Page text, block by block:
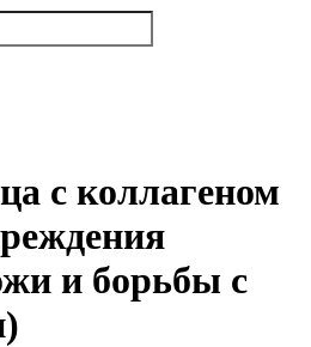
с коллагеном
и борьбы с